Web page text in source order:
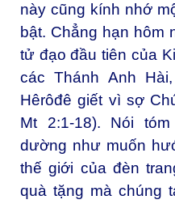
này cũng kính nhớ
bật. Chẳng hạn hôm
tử đạo đầu tiên của
các Thánh Anh
Hêrôđê giết vì sợ
Mt 2:1-18). Nói
dường như muốn
thế giới của đèn
quà tặng mà chúng